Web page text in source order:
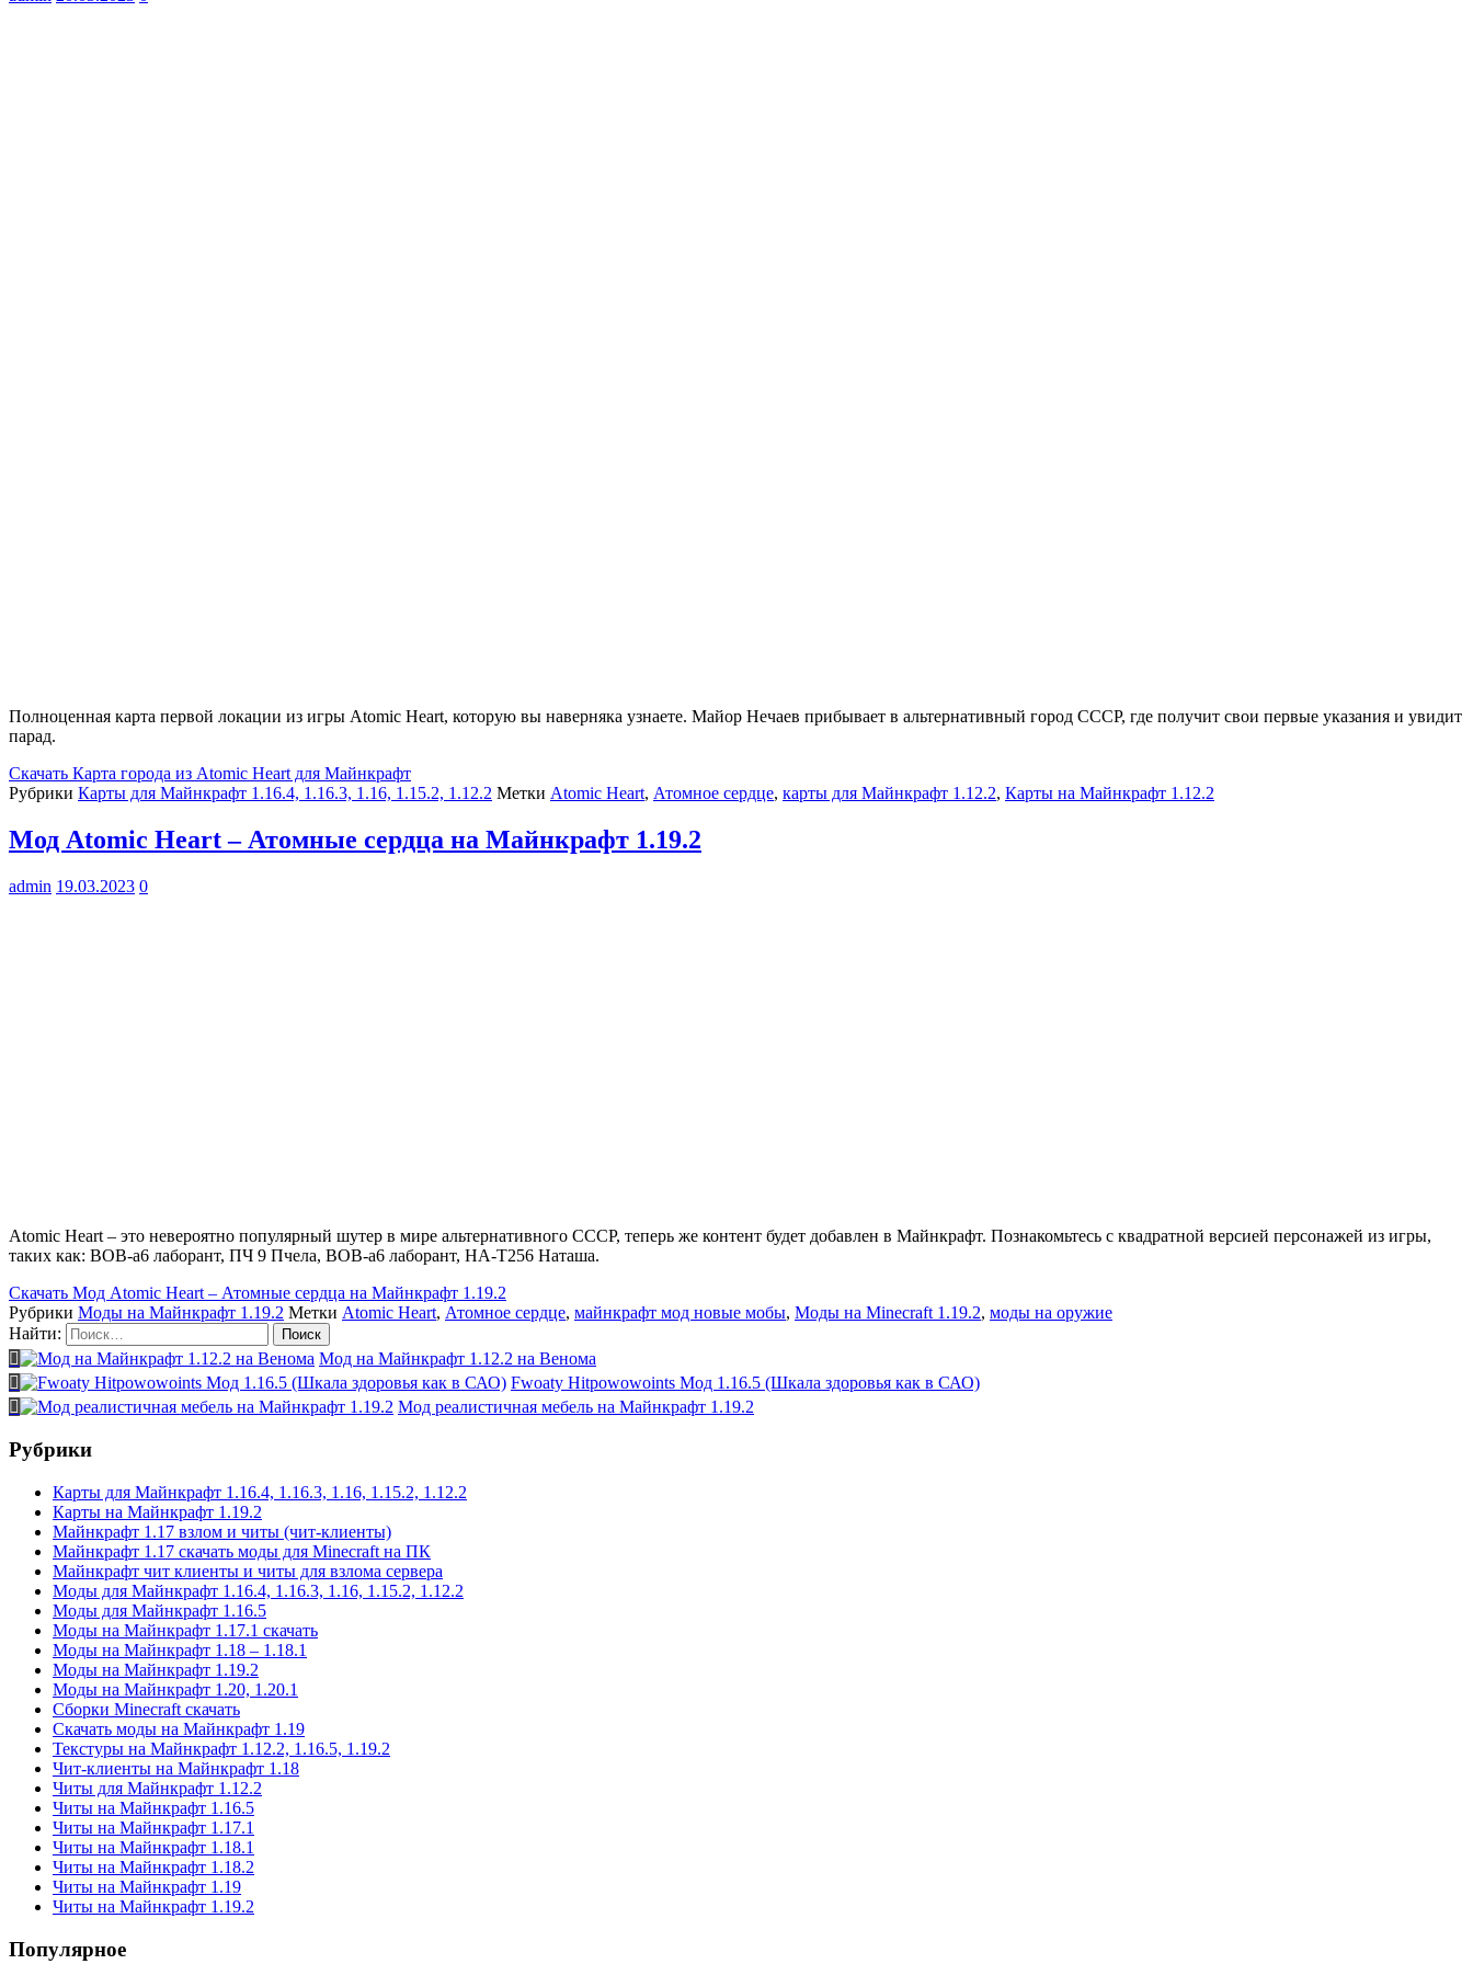
Полноценная карта первой локации из игры Atomic Heart, которую вы наверняка узнаете. Майор Нечаев прибывает в альтернативный город СССР, где получит свои первые указания и увидит
парад.
Скачать Карта города из Atomic Heart для Майнкрафт
Рубрики Карты для Майнкрафт 1.16.4, 1.16.3, 1.16, 1.15.2, 1.12.2 Метки Atomic Heart, Атомное сердце, карты для Майнкрафт 1.12.2, Карты на Майнкрафт 1.12.2
Мод Atomic Heart – Атомные сердца на Майнкрафт 1.19.2
admin 19.03.2023 0
Atomic Heart – это невероятно популярный шутер в мире альтернативного СССР, теперь же контент будет добавлен в Майнкрафт. Познакомьтесь с квадратной версией персонажей из игры,
таких как: ВОВ-а6 лаборант, ПЧ 9 Пчела, ВОВ-а6 лаборант, НА-Т256 Наташа.
Скачать Мод Atomic Heart – Атомные сердца на Майнкрафт 1.19.2
Рубрики Моды на Майнкрафт 1.19.2 Метки Atomic Heart, Атомное сердце, майнкрафт мод новые мобы, Моды на Minecraft 1.19.2, моды на оружие
Найти:
Мод на Майнкрафт 1.12.2 на Венома
Fwoaty Hitpowowoints Мод 1.16.5 (Шкала здоровья как в САО)
Мод реалистичная мебель на Майнкрафт 1.19.2
Рубрики
Карты для Майнкрафт 1.16.4, 1.16.3, 1.16, 1.15.2, 1.12.2
Карты на Майнкрафт 1.19.2
Майнкрафт 1.17 взлом и читы (чит-клиенты)
Майнкрафт 1.17 скачать моды для Minecraft на ПК
Майнкрафт чит клиенты и читы для взлома сервера
Моды для Майнкрафт 1.16.4, 1.16.3, 1.16, 1.15.2, 1.12.2
Моды для Майнкрафт 1.16.5
Моды на Майнкрафт 1.17.1 скачать
Моды на Майнкрафт 1.18 – 1.18.1
Моды на Майнкрафт 1.19.2
Моды на Майнкрафт 1.20, 1.20.1
Сборки Minecraft скачать
Скачать моды на Майнкрафт 1.19
Текстуры на Майнкрафт 1.12.2, 1.16.5, 1.19.2
Чит-клиенты на Майнкрафт 1.18
Читы для Майнкрафт 1.12.2
Читы на Майнкрафт 1.16.5
Читы на Майнкрафт 1.17.1
Читы на Майнкрафт 1.18.1
Читы на Майнкрафт 1.18.2
Читы на Майнкрафт 1.19
Читы на Майнкрафт 1.19.2
Популярное